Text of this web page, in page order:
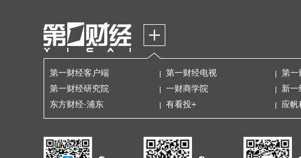
第一财经客户端 第一财经电视 第一
第一财经研究院
一财商学院 新一
东方财经·浦东
有看投+ 应帆